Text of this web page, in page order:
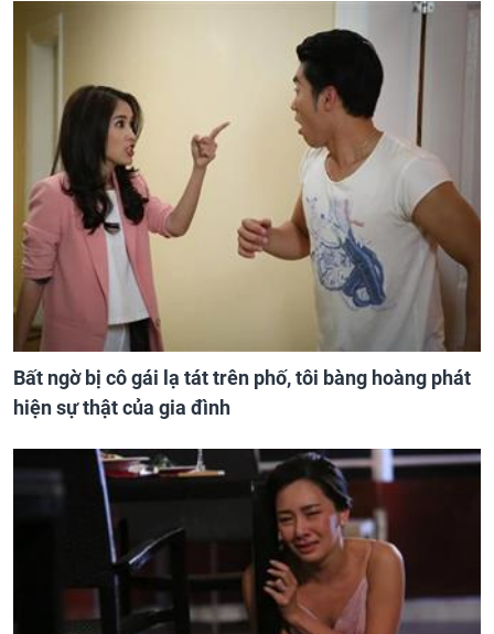
Bất ngờ bị cô gái lạ tát trên phố, tôi bàng hoàng phát
hiện sự thật của gia đình